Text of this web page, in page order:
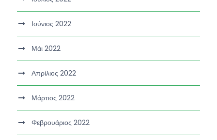
Ιούνιος 2022
Μάι 2022
Απρίλιος 2022
Μάρτιος 2022
Φεβρουάριος 2022